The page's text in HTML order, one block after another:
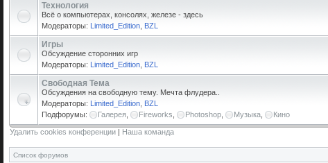
Технология
Всё о компьютерах, консолях, железе - здесь
Модераторы: Limited_Edition BZL
Игры
Обсуждение сторонних игр
Модераторы: Limited_Edition BZL
Свободная Тема
Обсуждения на свободную тему. Мечта флудера..
Модераторы: Limited_Edition BZL
Подфорумы:
Галерея Fireworks Photoshop Музыка Кино
Удалить cookies конференции | Наша команда
Список форумов